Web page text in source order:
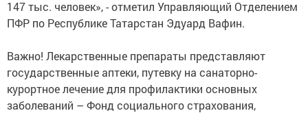
147 тыс. человек», - отметил Управляющий Отделением
ПФР по Республике Татарстан Эдуард Вафин.
Важно! Лекарственные препараты представляют
государственные аптеки, путевку на санаторно-
курортное лечение для профилактики основных
заболеваний – Фонд социального страхования,